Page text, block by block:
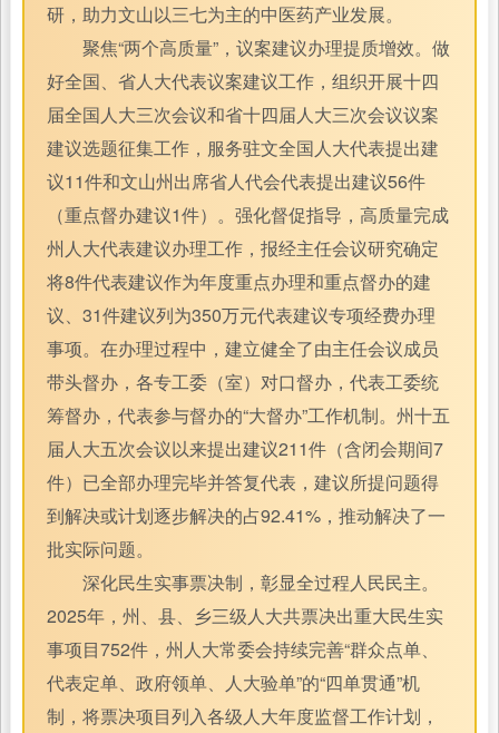
研，助力文山以三七为主的中医药产业发展。
聚焦“两个高质量”，议案建议办理提质增效。做
好全国、省人大代表议案建议工作，组织开展十四
届全国人大三次会议和省十四届人大三次会议议案
建议选题征集工作，服务驻文全国人大代表提出建
议11件和文山州出席省人代会代表提出建议56件
（重点督办建议1件）。强化督促指导，高质量完成
州人大代表建议办理工作，报经主任会议研究确定
将8件代表建议作为年度重点办理和重点督办的建
议、31件建议列为350万元代表建议专项经费办理
事项。在办理过程中，建立健全了由主任会议成员
带头督办，各专工委（室）对口督办，代表工委统
筹督办，代表参与督办的“大督办”工作机制。州十五
届人大五次会议以来提出建议211件（含闭会期间7
件）已全部办理完毕并答复代表，建议所提问题得
到解决或计划逐步解决的占92.41%，推动解决了一
批实际问题。
深化民生实事票决制，彰显全过程人民民主。
2025年，州、县、乡三级人大共票决出重大民生实
事项目752件，州人大常委会持续完善“群众点单、
代表定单、政府领单、人大验单”的“四单贯通”机
制，将票决项目列入各级人大年度监督工作计划，